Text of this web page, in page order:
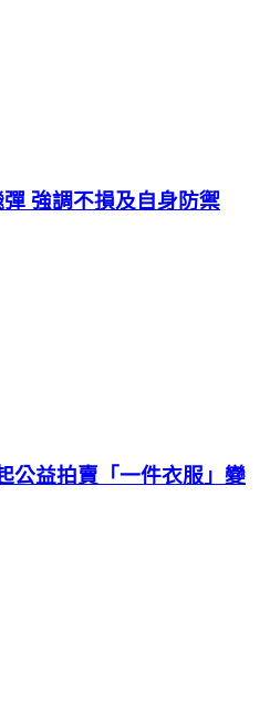
強調不損及自身防禦
公益拍賣「一件衣服」變